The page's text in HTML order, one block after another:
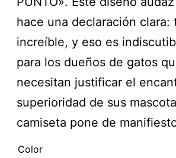
e
c
i
o
o
r
i
e
c
i
o
a
c
t
hace una declaración clara:
increíble, y eso es
para los dueños de gatos
necesitan justificar el
superioridad de sus
camiseta pone de
Color